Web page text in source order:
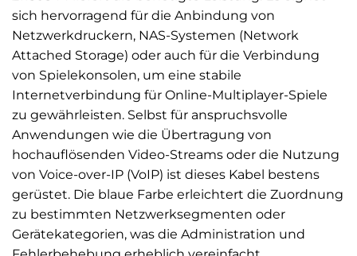
sich hervorragend für die Anbindung von
Netzwerkdruckern, NAS-Systemen (Network
Attached Storage) oder auch für die Verbindung
von Spielekonsolen, um eine stabile
Internetverbindung für Online-Multiplayer-Spiele
zu gewährleisten. Selbst für anspruchsvolle
Anwendungen wie die Übertragung von
hochauflösenden Video-Streams oder die Nutzung
von Voice-over-IP (VoIP) ist dieses Kabel bestens
gerüstet. Die blaue Farbe erleichtert die Zuordnung
zu bestimmten Netzwerksegmenten oder
Gerätekategorien, was die Administration und